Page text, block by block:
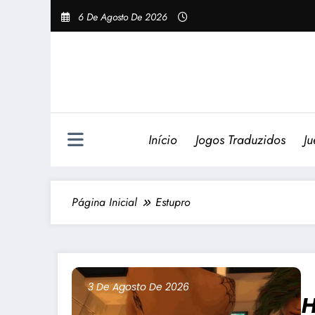
Pular
Para
6 De Agosto De 2026
Início Jogos Traduzidos
Página Inicial Estupro
3 De Agosto De 2026